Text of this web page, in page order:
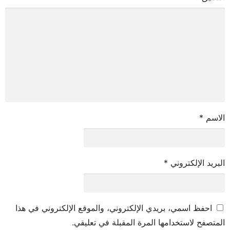
الاسم *
البريد الإلكتروني *
احفظ اسمي، بريدي الإلكتروني، والموقع الإلكتروني في هذا
المتصفح لاستخدامها المرة المقبلة في تعليقي.